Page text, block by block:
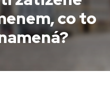
co to